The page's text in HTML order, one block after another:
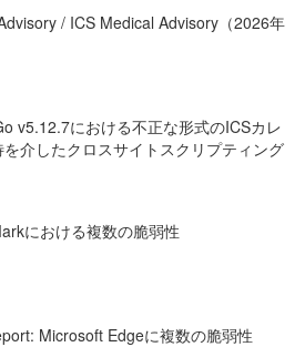
/ ICS Medical Advisory（2026年
v5.12.7における不正な形式のICSカレ
を介したクロスサイトスクリプティング
における複数の脆弱性
Microsoft Edgeに複数の脆弱性